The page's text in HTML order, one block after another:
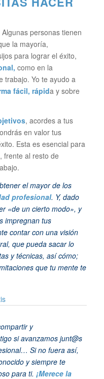
personas tienen
la mayoría,
para lograr el éxito,
como en la
trabajo. Yo te ayudo a
fácil, rápida y sobre
, acordes a tus
en valor tus
Esta es esencial para
frente al resto de
el mayor de los
profesional. Y, dado
«de un cierto modo», y
impregnan tus
contar con una visión
que pueda sacar lo
y técnicas, así cómo;
que tu mente te
y
si avanzamos junt@s
Si no fuera así,
y siempre te
para ti. ¡Merece la